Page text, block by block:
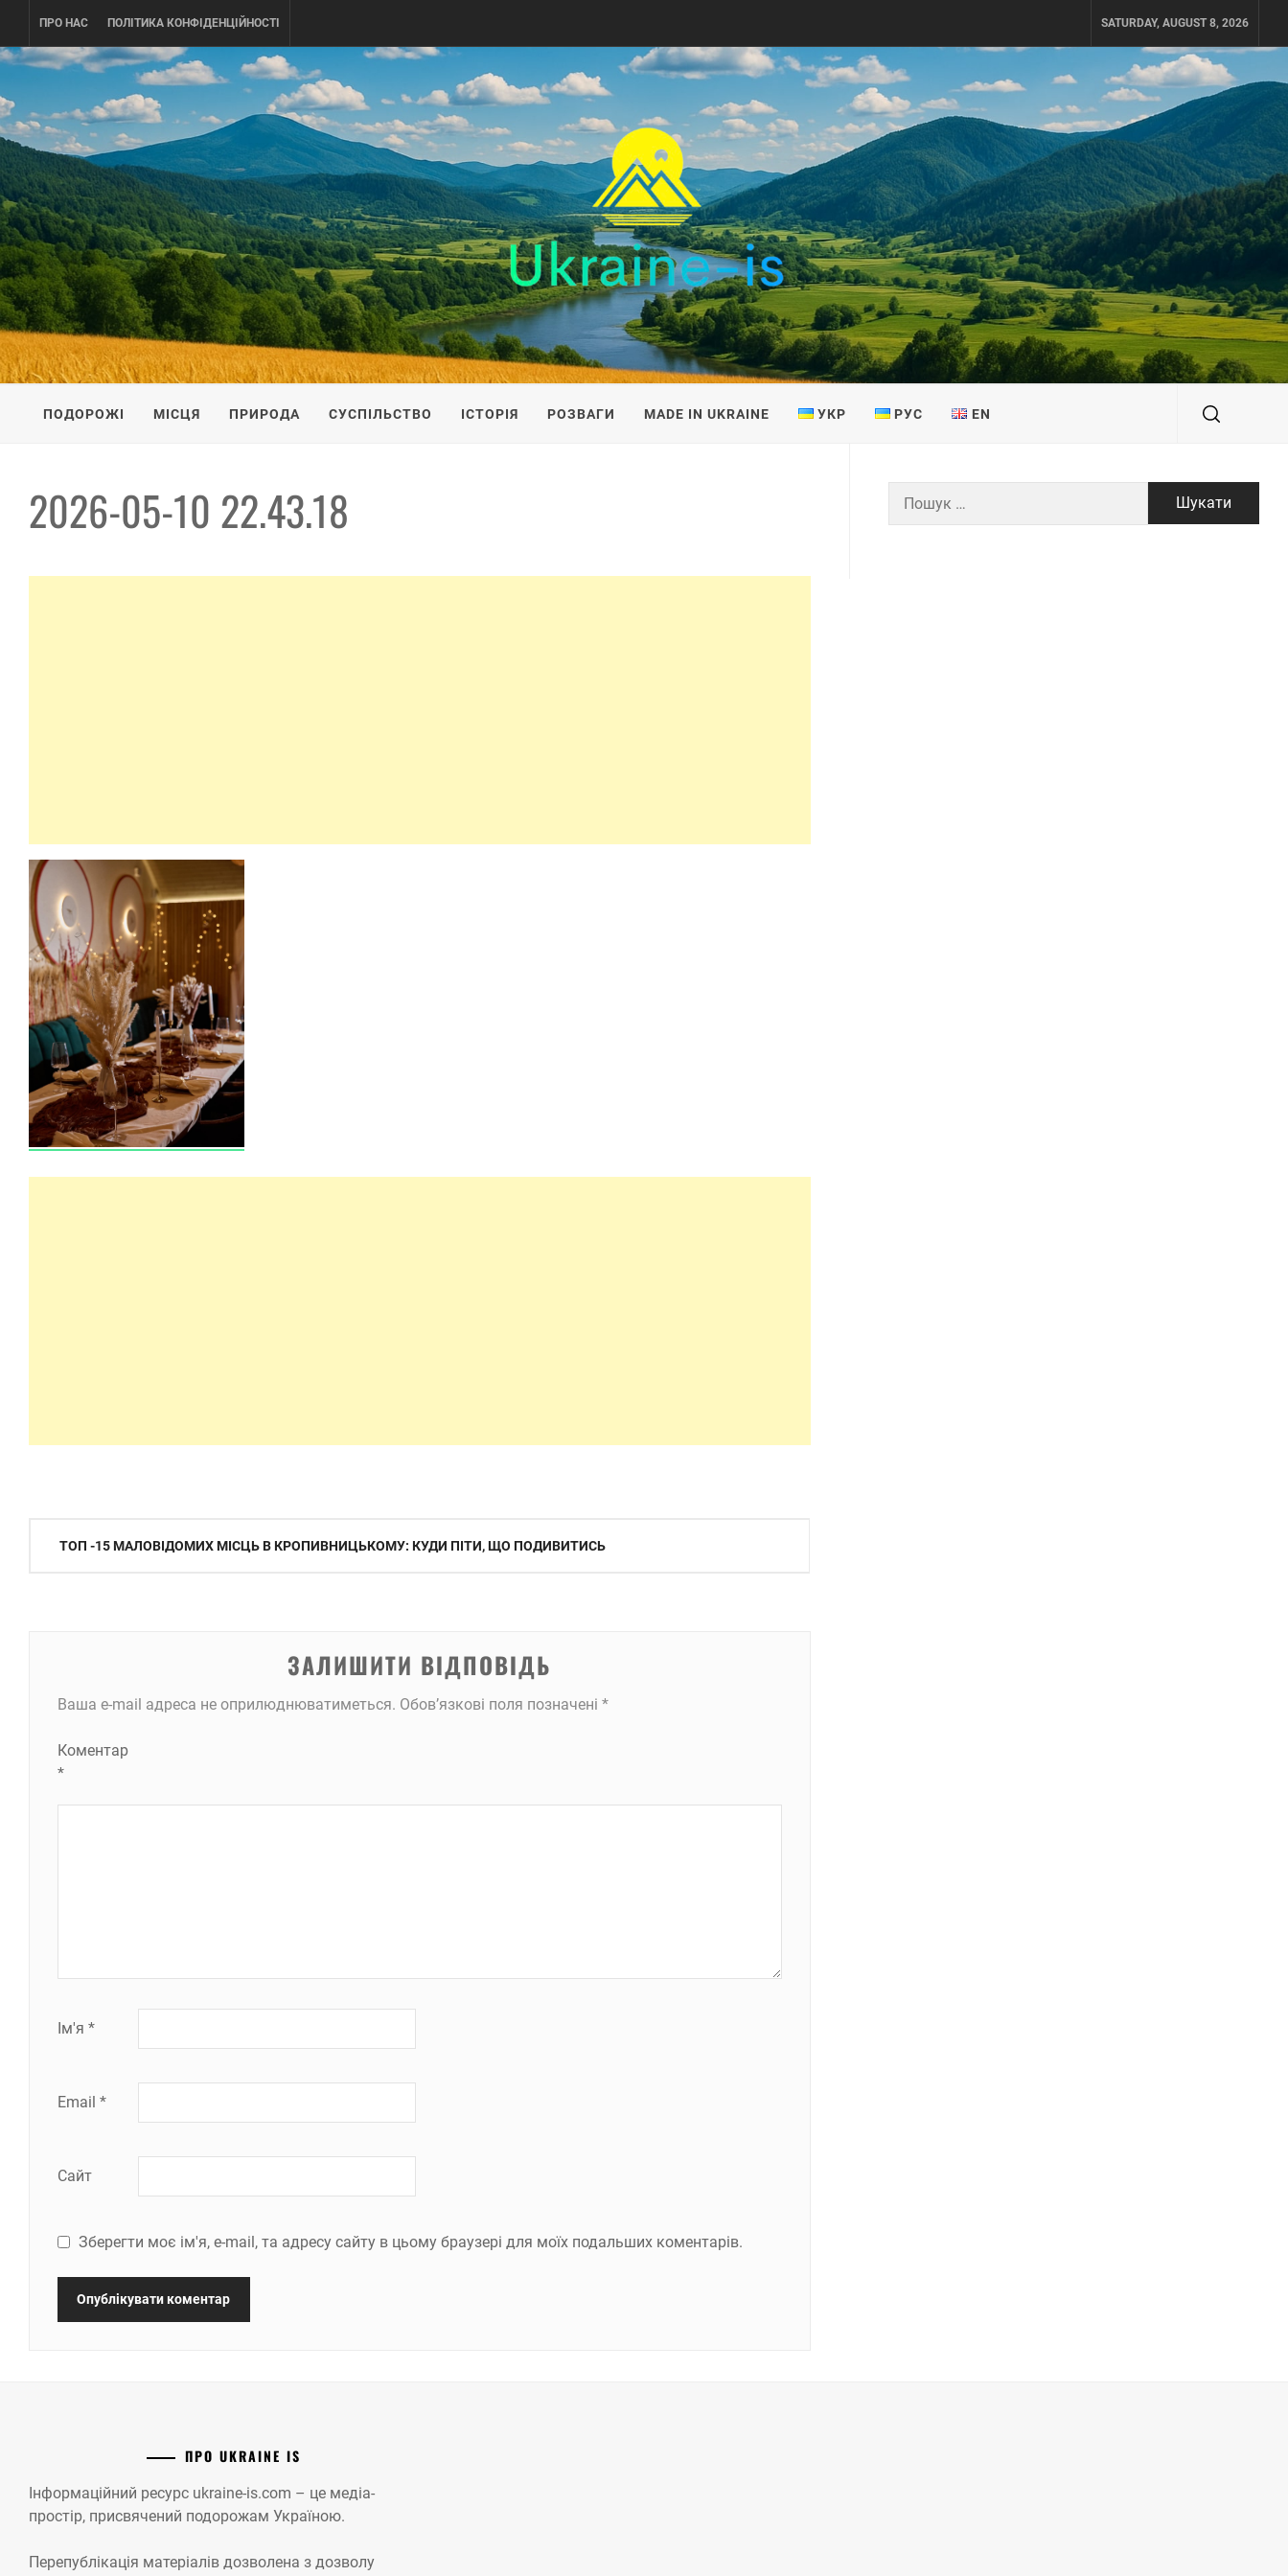
content
ПРО НАС ПОЛІТИКА КОНФІДЕНЦІЙНОСТІ SATURDAY, AUGUST 8, 2026
UKRAINE-IS
ПОДОРОЖI ПО УКРАЇНІ
ПОДОРОЖІ МІСЦЯ ПРИРОДА СУСПІЛЬСТВО ІСТОРІЯ РОЗВАГИ MADE IN UKRAINE УКР РУС EN
2026-05-10 22.43.18
Навігація
ТОП -15 МАЛОВІДОМИХ МІСЦЬ В КРОПИВНИЦЬКОМУ: КУДИ ПІТИ, ЩО ПОДИВИТИСЬ
ЗАЛИШИТИ ВІДПОВІДЬ
Ваша e-mail адреса не оприлюднюватиметься. Обов’язкові поля позначені *
Коментар
*
Ім'я *
Email *
Сайт
Зберегти моє ім'я, e-mail, та адресу сайту в цьому браузері для моїх подальших коментарів.
ПРО UKRAINE IS
Інформаційний ресурс ukraine-is.com – це медіа-
простір, присвячений подорожам Україною.
Перепублікація матеріалів дозволена з дозволу